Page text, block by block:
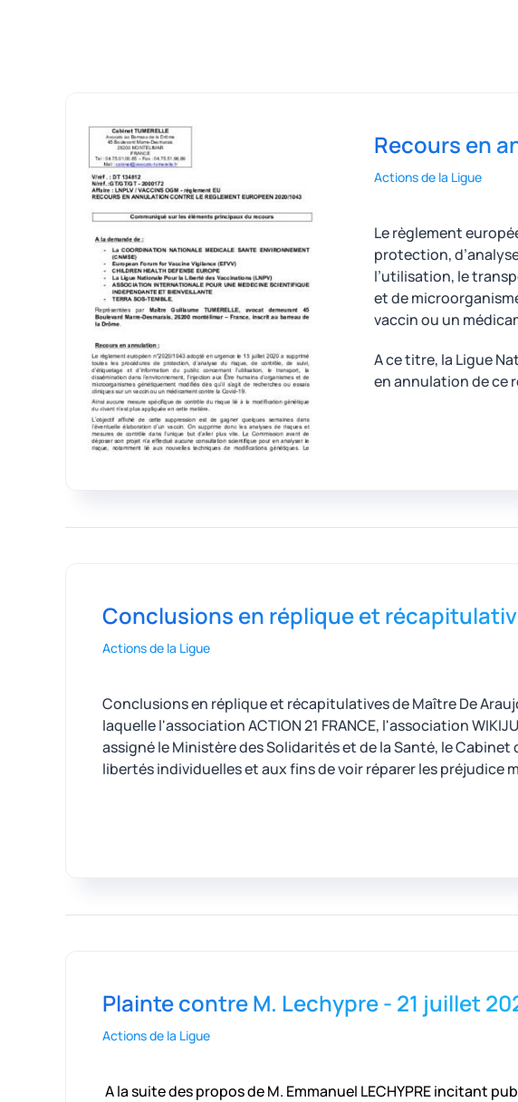
Recours en
Actions de la Ligue
Le règlement
protection,
l’utilisation, le
et de
vaccin ou un
A ce titre, la Ligue
en annulation de ce
Conclusions en réplique et
Actions de la Ligue
Conclusions en réplique et récapitulatives de Maître De
laquelle l'association ACTION 21 FRANCE, l'association
assigné le Ministère des Solidarités et de la Santé, le
libertés individuelles et aux fins de voir réparer les préjudice
Plainte contre M. Lechypre - 21 juillet
Actions de la Ligue
A la suite des propos de M. Emmanuel LECHYPRE incitant